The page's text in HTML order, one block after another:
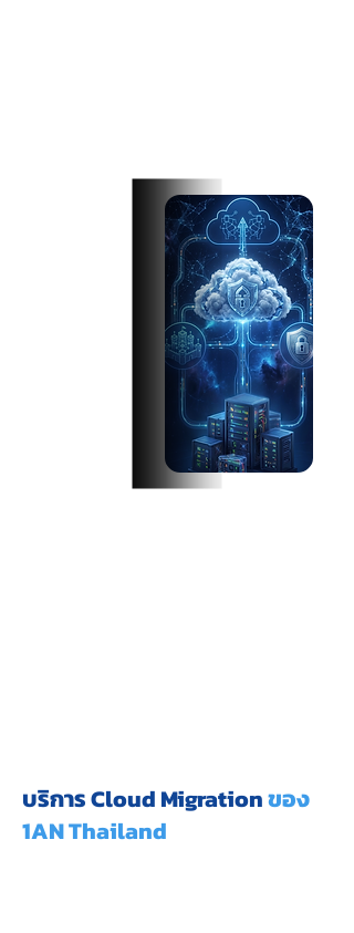
บริการ Cloud Migrationของ
1AN Thailand